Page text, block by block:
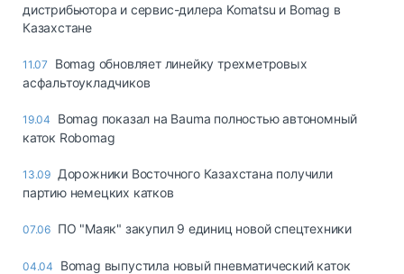
дистрибьютора и сервис-дилера Komatsu и Bomag в
Казахстане
11.07
Bomag обновляет линейку трехметровых
асфальтоукладчиков
19.04
Bomag показал на Bauma полностью автономный
каток Robomag
13.09 Дорожники Восточного Казахстана получили
партию немецких катков
07.06 ПО "Маяк" закупил 9 единиц новой спецтехники
04.04
Bomag выпустила новый пневматический каток